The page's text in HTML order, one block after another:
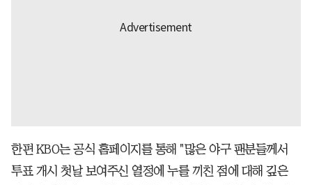
한편 KBO는 공식 홈페이지를 통해 "많은 야구 팬분들께서
투표 개시 첫날 보여주신 열정에 누를 끼친 점에 대해 깊은